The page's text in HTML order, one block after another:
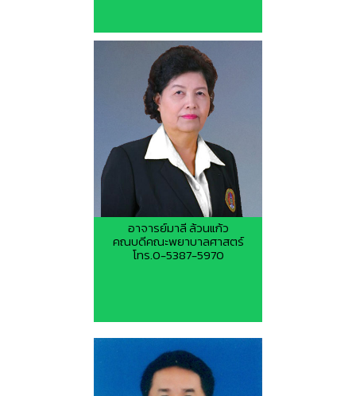
อาจารย์มาลี ล้วนแก้ว
คณบดีคณะพยาบาลศาสตร์
โทร.0-5387-5970